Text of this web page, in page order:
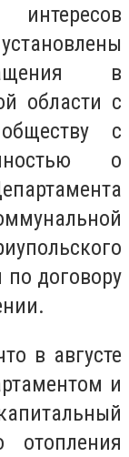
в
области с
с
о
по договору
в августе
и
отопления